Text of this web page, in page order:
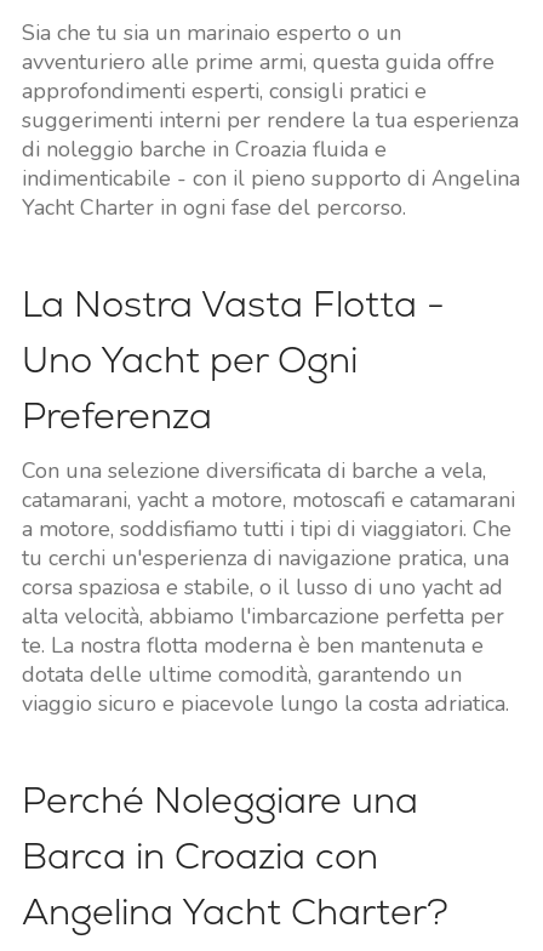
Sia che tu sia un marinaio esperto o un
avventuriero alle prime armi, questa guida offre
approfondimenti esperti, consigli pratici e
suggerimenti interni per rendere la tua esperienza
di noleggio barche in Croazia fluida e
indimenticabile - con il pieno supporto di Angelina
Yacht Charter in ogni fase del percorso.
La Nostra Vasta Flotta -
Uno Yacht per Ogni
Preferenza
Con una selezione diversificata di barche a vela,
catamarani, yacht a motore, motoscafi e catamarani
a motore, soddisfiamo tutti i tipi di viaggiatori. Che
tu cerchi un'esperienza di navigazione pratica, una
corsa spaziosa e stabile, o il lusso di uno yacht ad
alta velocità, abbiamo l'imbarcazione perfetta per
te. La nostra flotta moderna è ben mantenuta e
dotata delle ultime comodità, garantendo un
viaggio sicuro e piacevole lungo la costa adriatica.
Perché Noleggiare una
Barca in Croazia con
Angelina Yacht Charter?